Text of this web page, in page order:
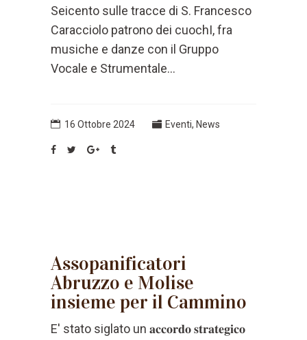
Seicento sulle tracce di S. Francesco
Caracciolo patrono dei cuochI, fra
musiche e danze con il Gruppo
Vocale e Strumentale...
16 Ottobre 2024 Eventi, News
Assopanificatori
Abruzzo e Molise
insieme per il Cammino
E' stato siglato un 𝐚𝐜𝐜𝐨𝐫𝐝𝐨 𝐬𝐭𝐫𝐚𝐭𝐞𝐠𝐢𝐜𝐨